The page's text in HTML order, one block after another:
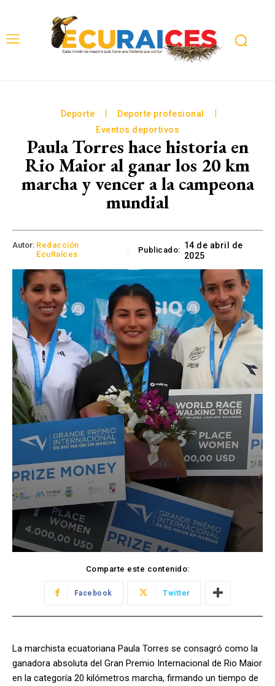
Deporte
Deporte profesional
Eventos deportivos
Paula Torres hace historia en
Rio Maior al ganar los 20 km
marcha y vencer a la campeona
mundial
Autor: Redacción
EcuRaíces
Publicado: 14 de abril de
2025
Comparte este contenido:
Facebook Twitter
La marchista ecuatoriana Paula Torres se consagró como la
ganadora absoluta del Gran Premio Internacional de Rio Maior
en la categoría 20 kilómetros marcha, firmando un tiempo de